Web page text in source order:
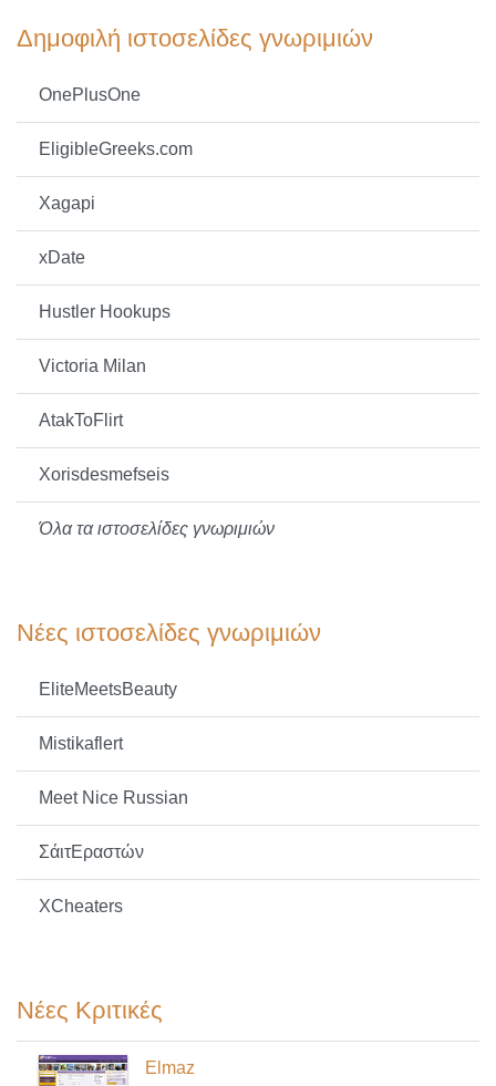
Δημοφιλή ιστοσελίδες γνωριμιών
OnePlusOne
EligibleGreeks.com
Xagapi
xDate
Hustler Hookups
Victoria Milan
AtakToFlirt
Xorisdesmefseis
Όλα τα ιστοσελίδες γνωριμιών
Νέες ιστοσελίδες γνωριμιών
EliteMeetsBeauty
Mistikaflert
Meet Nice Russian
ΣάιτΕραστών
XCheaters
Νέες Κριτικές
Elmaz